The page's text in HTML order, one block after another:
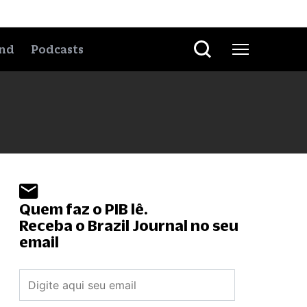
Podcasts
Quem faz o PIB lê.
Receba o Brazil Journal no seu
email